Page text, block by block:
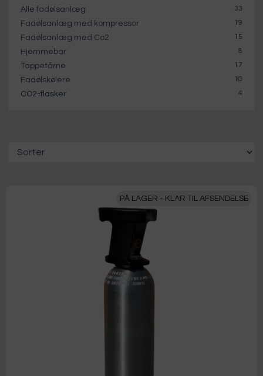
Alle fadølsanlæg 33
Fadølsanlæg med kompressor 19
Fadølsanlæg med Co2 15
Hjemmebar 8
Tappetårne 17
Fadølskølere 10
CO2-flasker 4
PÅ LAGER - KLAR TIL AFSENDELSE